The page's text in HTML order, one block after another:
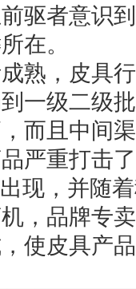
驱者意识
在。
熟，皮具
一级二级
而且中间
严重打击
现，并随
，品牌专
使皮具产